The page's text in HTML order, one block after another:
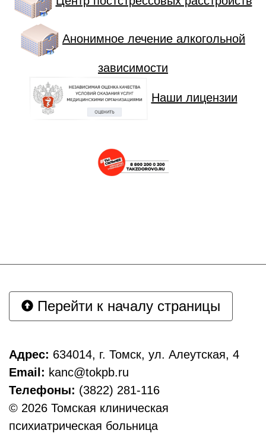
Анонимное лечение алкогольной
зависимости
Наши лицензии
Перейти к началу страницы
Адрес: 634014, г. Томск, ул. Алеутская, 4
Email: kanc@tokpb.ru
Телефоны: (3822) 281-116
© 2026 Томская клиническая
психиатрическая больница